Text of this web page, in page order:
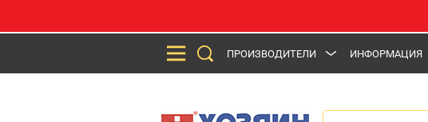
ПРОИЗВОДИТЕЛИ ИНФОРМАЦИЯ